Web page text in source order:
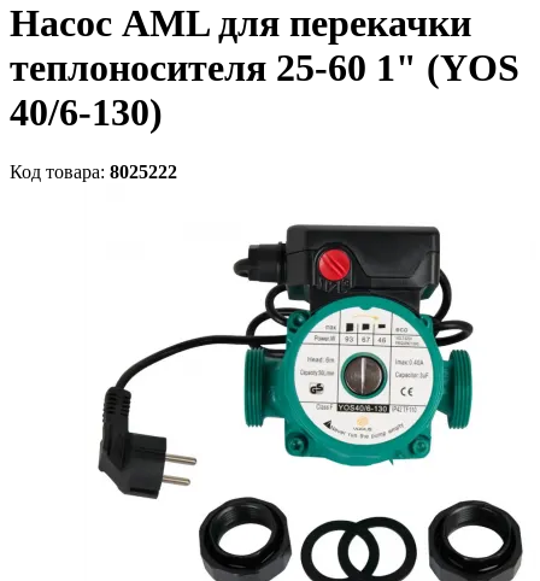
Насос AML для перекачки
теплоносителя 25-60 1" (YOS
40/6-130)
Код товара: 8025222